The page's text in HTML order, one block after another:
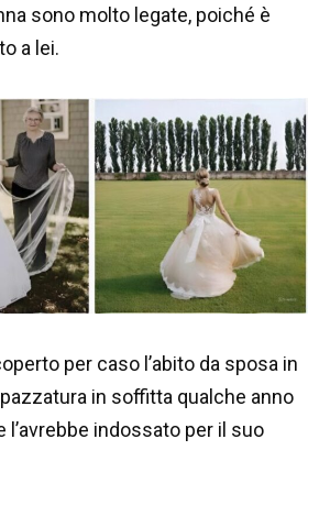
sono molto legate, poiché è
a lei.
per caso l’abito da sposa in
in soffitta qualche anno
l’avrebbe indossato per il suo